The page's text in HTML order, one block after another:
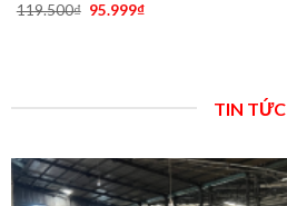
119.500₫ 95.999₫
TIN TỨC